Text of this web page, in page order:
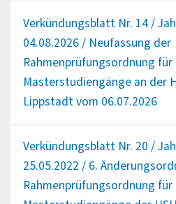
Verkündungsblatt Nr. 14 /
04.08.2026 / Neufassung der
Rahmenprüfungsordnung für
Masterstudiengänge an der
Lippstadt vom 06.07.2026
Verkündungsblatt Nr. 20 /
25.05.2022 / 6.
Rahmenprüfungsordnung für